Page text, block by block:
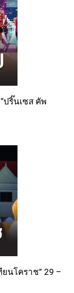
ปริ๊นเซส คัพ
นโคราช” 29 –